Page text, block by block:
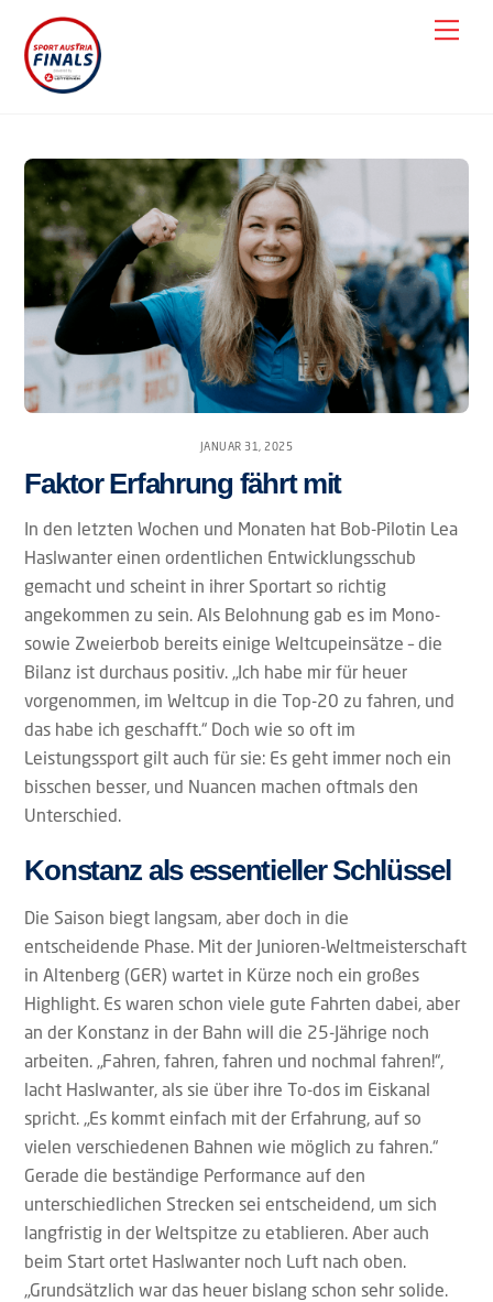
content
JANUAR 31, 2025
Faktor Erfahrung fährt mit
In den letzten Wochen und Monaten hat Bob-Pilotin Lea
Haslwanter einen ordentlichen Entwicklungsschub
gemacht und scheint in ihrer Sportart so richtig
angekommen zu sein. Als Belohnung gab es im Mono-
sowie Zweierbob bereits einige Weltcupeinsätze – die
Bilanz ist durchaus positiv. „Ich habe mir für heuer
vorgenommen, im Weltcup in die Top-20 zu fahren, und
das habe ich geschafft.“ Doch wie so oft im
Leistungssport gilt auch für sie: Es geht immer noch ein
bisschen besser, und Nuancen machen oftmals den
Unterschied.
Konstanz als essentieller Schlüssel
Die Saison biegt langsam, aber doch in die
entscheidende Phase. Mit der Junioren-Weltmeisterschaft
in Altenberg (GER) wartet in Kürze noch ein großes
Highlight. Es waren schon viele gute Fahrten dabei, aber
an der Konstanz in der Bahn will die 25-Jährige noch
arbeiten. „Fahren, fahren, fahren und nochmal fahren!“,
lacht Haslwanter, als sie über ihre To-dos im Eiskanal
spricht. „Es kommt einfach mit der Erfahrung, auf so
vielen verschiedenen Bahnen wie möglich zu fahren.“
Gerade die beständige Performance auf den
unterschiedlichen Strecken sei entscheidend, um sich
langfristig in der Weltspitze zu etablieren. Aber auch
beim Start ortet Haslwanter noch Luft nach oben.
„Grundsätzlich war das heuer bislang schon sehr solide.